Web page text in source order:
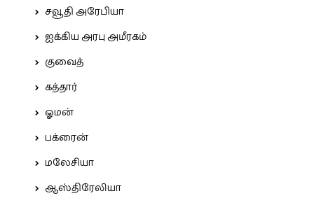
சவூதி அரேபியா
ஐக்கிய அரபு அமீரகம்
குவைத்
கத்தார்
ஓமன்
பக்ரைன்
மலேசியா
ஆஸ்திரேலியா